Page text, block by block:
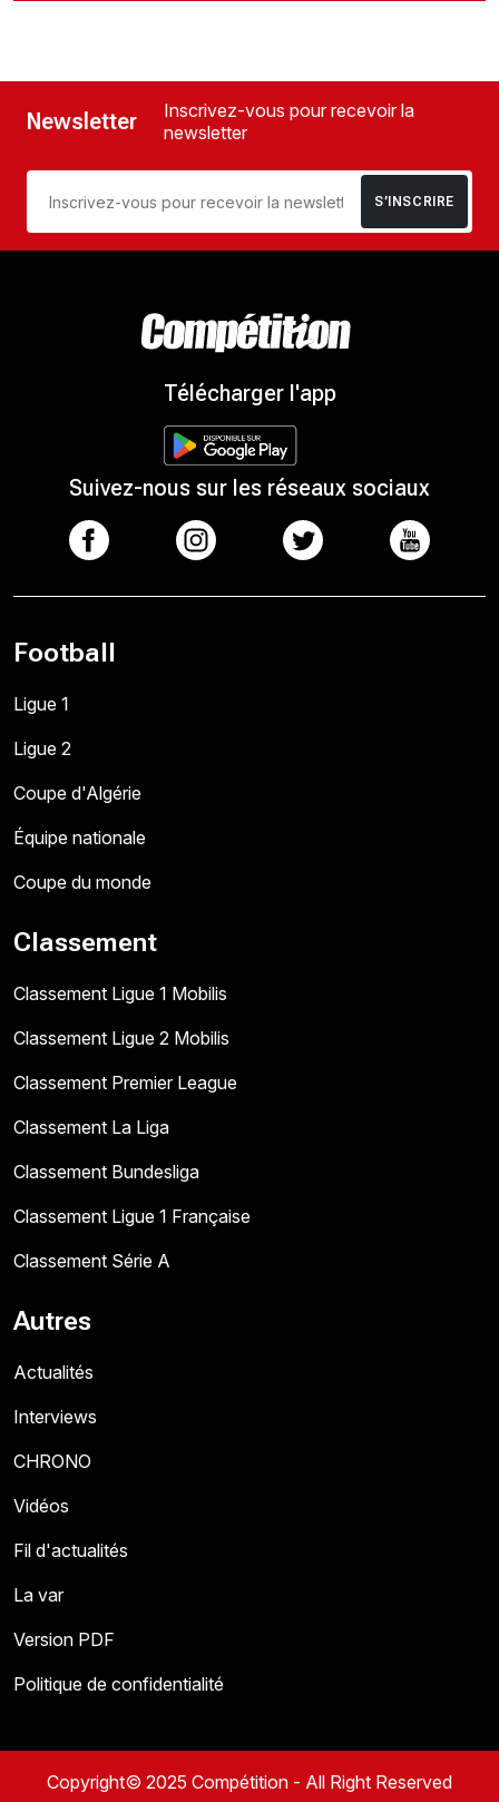
Newsletter
Inscrivez-vous pour recevoir la
newsletter
S’INSCRIRE
Télécharger l'app
Suivez-nous sur les réseaux sociaux
Football
Ligue 1
Ligue 2
Coupe d'Algérie
Équipe nationale
Coupe du monde
Classement
Classement Ligue 1 Mobilis
Classement Ligue 2 Mobilis
Classement Premier League
Classement La Liga
Classement Bundesliga
Classement Ligue 1 Française
Classement Série A
Autres
Actualités
Interviews
CHRONO
Vidéos
Fil d'actualités
La var
Version PDF
Politique de confidentialité
Copyright© 2025 Compétition - All Right Reserved